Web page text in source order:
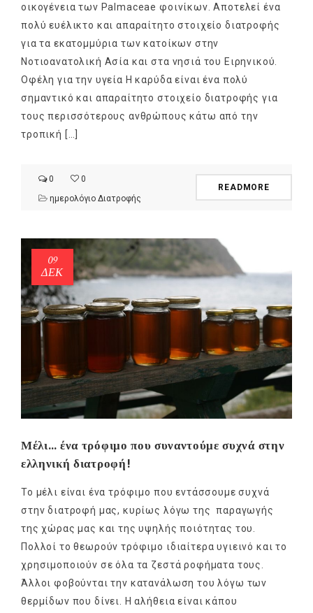
οικογένεια των Palmaceae φοινίκων. Αποτελεί ένα
πολύ ευέλικτο και απαραίτητο στοιχείο διατροφής
για τα εκατομμύρια των κατοίκων στην
Νοτιοανατολική Ασία και στα νησιά του Ειρηνικού.
Οφέλη για την υγεία Η καρύδα είναι ένα πολύ
σημαντικό και απαραίτητο στοιχείο διατροφής για
τους περισσότερους ανθρώπους κάτω από την
τροπική […]
0
0
ημερολόγιο Διατροφής
READMORE
09
ΔΕΚ
Μέλι… ένα τρόφιμο που συναντούμε συχνά στην
ελληνική διατροφή!
Το μέλι είναι ένα τρόφιμο που εντάσσουμε συχνά
στην διατροφή μας, κυρίως λόγω της παραγωγής
της χώρας μας και της υψηλής ποιότητας του.
Πολλοί το θεωρούν τρόφιμο ιδιαίτερα υγιεινό και το
χρησιμοποιούν σε όλα τα ζεστά ροφήματα τους.
Άλλοι φοβούνται την κατανάλωση του λόγω των
θερμίδων που δίνει. Η αλήθεια είναι κάπου